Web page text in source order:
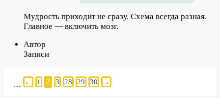
Мудрость приходит не сразу. Схема всегда разная.
Главное — включить мозг.
Автор
Записи
← 1 2 3
… 28 29 30 →